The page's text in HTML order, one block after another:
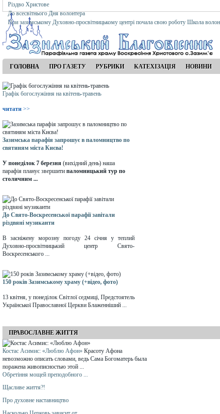
Різдво Христове
До всесвітнього Дня волонтера
При зазимському Духовно-просвітницькому центрі почала свою роботу Школа
ГОЛОВНА ПРО ГАЗЕТУ РУБРИКИ КАТЕХІЗАЦІЯ НОВИНИ
Графік богослужіння на квітень-травень
читати >>
Зазимська парафія запрошує в паломництво по
святиням міста Києва!
У понеділок 7 березня (вихідний день) наша
парафія планує звершити паломницький тур по
столичним ...
До Свято-Воскресенської парафії завітали
різдвяні музиканти
В засніжену морозну погоду 24 січня у теплий
Духовно-просвітницький центр Свято-
Воскресенського ...
150 років Зазимському храму (+відео, фото)
13 квітня, у понеділок Світлої седмиці, Предстоятель
Української Православної Церкви Блаженніший ...
ПРАВОСЛАВНЕ ЖИТТЯ
Костас Асимис: «Люблю Афон» Красоту Афона
невозможно описать словами, ведь Сама Богоматерь была
поражена живописностью этой ...
Обретіння мощей преподобного ...
Щасливе життя?!
Про духовне наставництво